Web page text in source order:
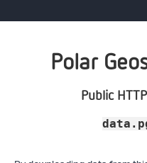
Polar
Public